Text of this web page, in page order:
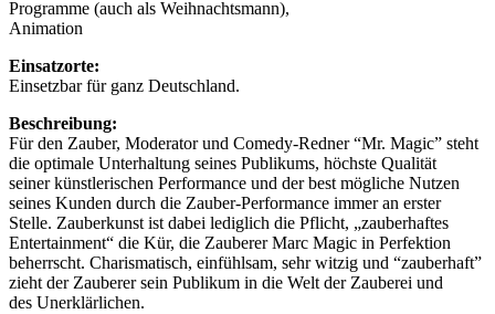
Programme (auch als Weihnachtsmann),
Animation
Einsatzorte:
Einsetzbar für ganz Deutschland.
Beschreibung:
Für den Zauber, Moderator und Comedy-Redner “Mr. Magic” steht
die optimale Unterhaltung seines Publikums, höchste Qualität
seiner künstlerischen Performance und der best mögliche Nutzen
seines Kunden durch die Zauber-Performance immer an erster
Stelle. Zauberkunst ist dabei lediglich die Pflicht, „zauberhaftes
Entertainment“ die Kür, die Zauberer Marc Magic in Perfektion
beherrscht. Charismatisch, einfühlsam, sehr witzig und “zauberhaft”
zieht der Zauberer sein Publikum in die Welt der Zauberei und
des Unerklärlichen.